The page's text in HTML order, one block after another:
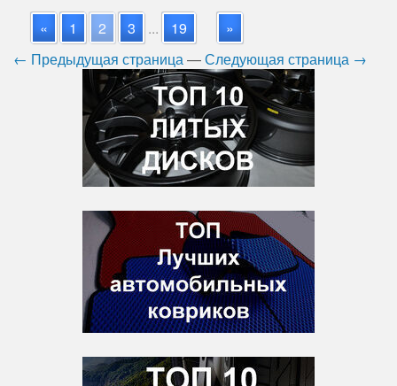
«
1 2 3 ... 19
»
← Предыдущая страница—Следующая страница →